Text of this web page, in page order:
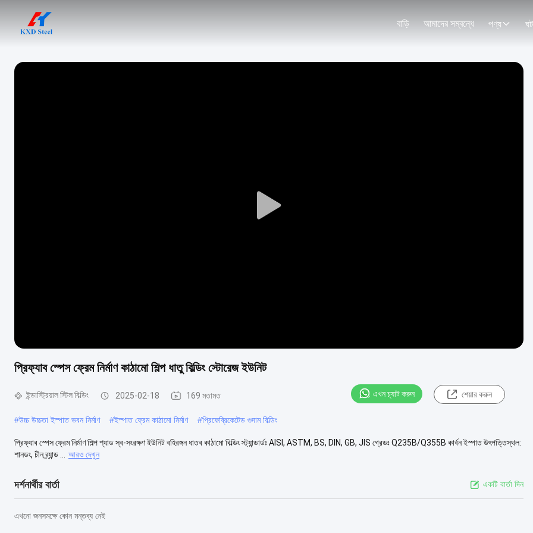
বাড়ি আমাদের সম্বন্ধে পণ্য
Play
প্রিফ্যাব স্পেস ফ্রেম নির্মাণ কাঠামো শিল্প ধাতু বিল্ডিং স্টোরেজ ইউনিট
ইন্ডাস্ট্রিয়াল স্টিল বিল্ডিং 2025-02-18 169 মতামত এখন চ্যাট করুন শেয়ার করুন
#উচ্চ উচ্চতা ইস্পাত ভবন নির্মাণ #ইস্পাত ফ্রেম কাঠামো নির্মাণ #প্রিফেব্রিকেটেড গুদাম বিল্ডিং
প্রিফ্যাব স্পেস ফ্রেম নির্মাণ শিল্প শ্যাড স্ব-সংরক্ষণ ইউনিট বহিরঙ্গন ধাতব কাঠামো বিল্ডিং স্ট্যান্ডার্ডঃ AISI, ASTM, BS, DIN, GB, JIS গ্রেডঃ Q235B/Q355B কার্বন ইস্পাত উৎপত্তিস্থল:
শানডং, চীন ব্র্যান্ড ...
আরও দেখুন
দর্শনার্থীর বার্তা একটি বার্তা দিন
এখনো জনসমক্ষে কোন মন্তব্য নেই